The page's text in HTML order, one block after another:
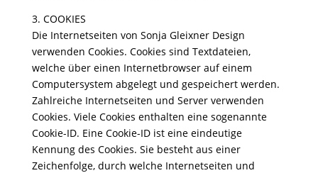
3. COOKIES
Die Internetseiten von Sonja Gleixner Design
verwenden Cookies. Cookies sind Textdateien,
welche über einen Internetbrowser auf einem
Computersystem abgelegt und gespeichert werden.
Zahlreiche Internetseiten und Server verwenden
Cookies. Viele Cookies enthalten eine sogenannte
Cookie-ID. Eine Cookie-ID ist eine eindeutige
Kennung des Cookies. Sie besteht aus einer
Zeichenfolge, durch welche Internetseiten und